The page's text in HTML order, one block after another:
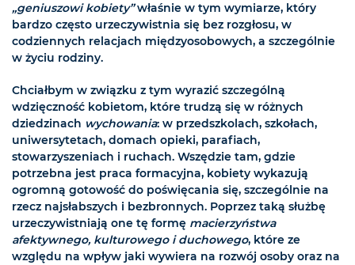
„geniuszowi kobiety”właśnie w tym wymiarze, który
bardzo często urzeczywistnia się bez rozgłosu, w
codziennych relacjach międzyosobowych, a szczególnie
w życiu rodziny.
Chciałbym w związku z tym wyrazić szczególną
wdzięczność kobietom, które trudzą się w różnych
dziedzinach wychowania: w przedszkolach, szkołach,
uniwersytetach, domach opieki, parafiach,
stowarzyszeniach i ruchach. Wszędzie tam, gdzie
potrzebna jest praca formacyjna, kobiety wykazują
ogromną gotowość do poświęcania się, szczególnie na
rzecz najsłabszych i bezbronnych. Poprzez taką służbę
urzeczywistniają one tę formę macierzyństwa
afektywnego, kulturowego i duchowego, które ze
względu na wpływ jaki wywiera na rozwój osoby oraz na